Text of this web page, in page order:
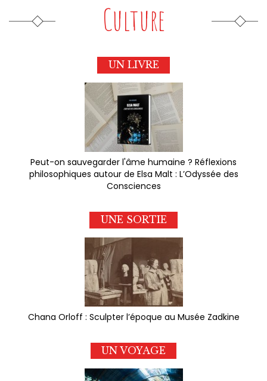
Culture
UN LIVRE
Peut-on sauvegarder l'âme humaine ? Réflexions
philosophiques autour de Elsa Malt : L’Odyssée des
Consciences
UNE SORTIE
Chana Orloff : Sculpter l’époque au Musée Zadkine
UN VOYAGE